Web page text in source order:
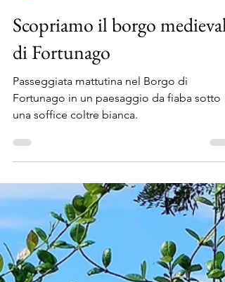
24 gen 2023
Tempo di lettura: 2 min
Scopriamo il borgo medievale
di Fortunago
Passeggiata mattutina nel Borgo di
Fortunago in un paesaggio da fiaba sotto
una soffice coltre bianca.